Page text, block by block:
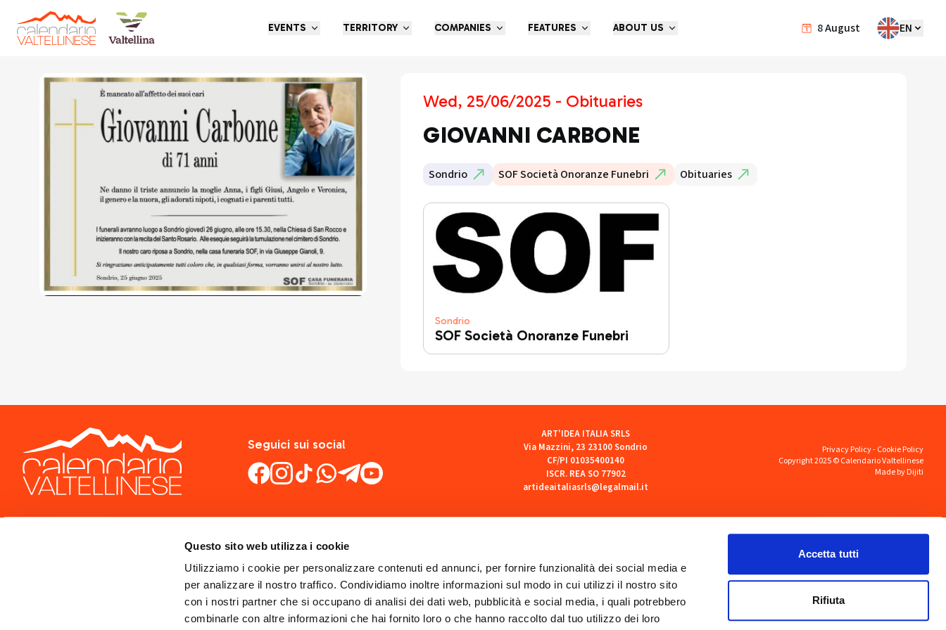
Questo sito web utilizza i cookie
Utilizziamo i cookie per personalizzare contenuti ed annunci, per fornire funzionalità dei social media e
per analizzare il nostro traffico. Condividiamo inoltre informazioni sul modo in cui utilizzi il nostro sito
con i nostri partner che si occupano di analisi dei dati web, pubblicità e social media, i quali potrebbero
combinarle con altre informazioni che hai fornito loro o che hanno raccolto dal tuo utilizzo dei loro
Accetta tutti
Rifiuta
8August EN
EVENTS TERRITORY COMPANIES FEATURES ABOUT US
Go back
Wed, 25/06/2025 - Obituaries
GIOVANNI CARBONE
Sondrio SOF Società Onoranze Funebri Obituaries
Sondrio
SOF Società Onoranze Funebri
Seguici sui social
ART'IDEA ITALIA SRLS
Via Mazzini, 23 23100 Sondrio
CF/PI 01035400140
ISCR. REA SO 77902
artideaitaliasrls@legalmail.it
Privacy Policy-Cookie Policy
Copyright 2025 © Calendario Valtellinese
Made by Dijiti